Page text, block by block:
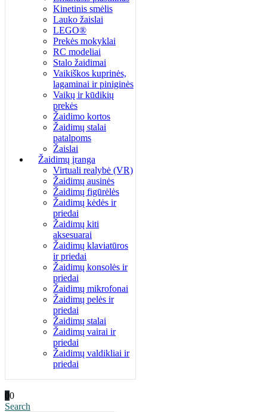
Kinetinis smėlis
Lauko žaislai
LEGO®
Prekės mokyklai
RC modeliai
Stalo žaidimai
Vaikiškos kuprinės,
lagaminai ir piniginės
Vaikų ir kūdikių
prekės
Žaidimo kortos
Žaidimų stalai
patalpoms
Žaislai
Žaidimų įranga
Virtuali realybė (VR)
Žaidimų ausinės
Žaidimų figūrėlės
Žaidimų kėdės ir
priedai
Žaidimų kiti
aksesuarai
Žaidimų klaviatūros
ir priedai
Žaidimų konsolės ir
priedai
Žaidimų mikrofonai
Žaidimų pelės ir
priedai
Žaidimų stalai
Žaidimų vairai ir
priedai
Žaidimų valdikliai ir
priedai
00
Search